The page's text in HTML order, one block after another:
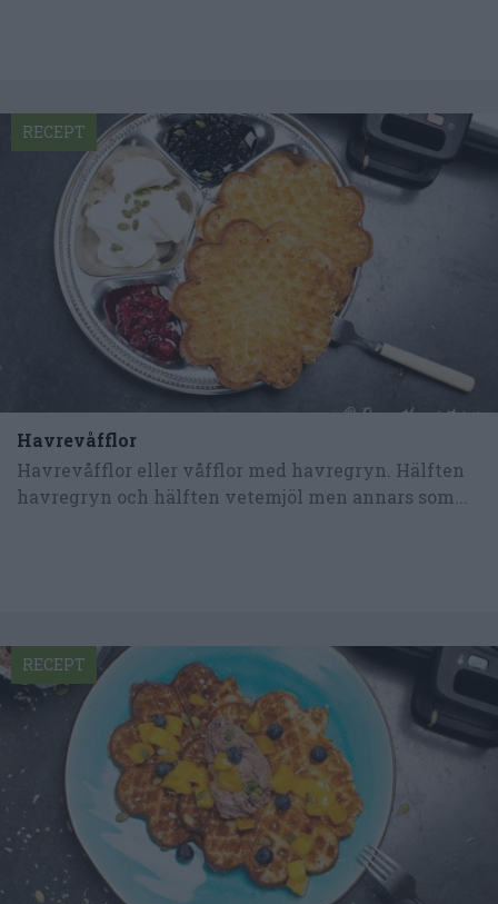
Havrevåfflor
Havrevåfflor eller våfflor med havregryn. Hälften
havregryn och hälften vetemjöl men annars som...
RECEPT
RECEPT